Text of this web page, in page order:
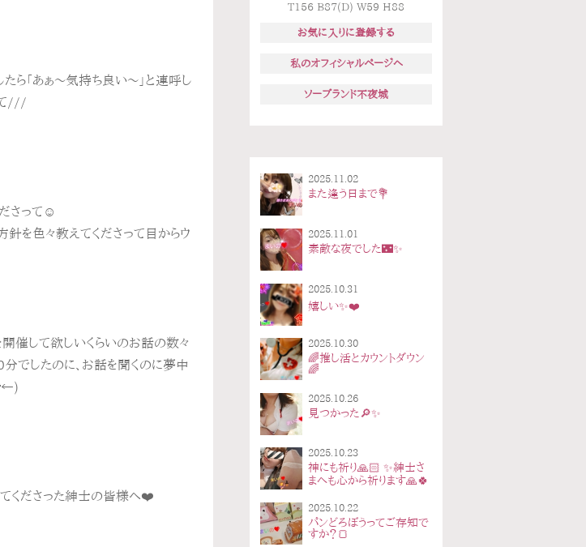
ら「あぁ～気持ち良い～」と連呼し
て///
さって☺️
を色々教えてくださって目からウ
催して欲しいくらいのお話の数々
でしたのに、お話を聞くのに夢中
くださった紳士の皆様へ❤️
T156 B87(D) W59 H88
お気に入りに登録する
私のオフィシャルページへ
ソープランド不夜城
2025.11.02
また逢う日まで💐
2025.11.01
素敵な夜でした🌃✨
2025.10.31
嬉しい✨❤️
2025.10.30
🌈推し活とカウントダウン
🌈
2025.10.26
見つかった🔎✨
2025.10.23
神にも祈り🙏🏻 ✨紳士さ
まへも心から祈ります🙏🍀
2025.10.22
パンどろぼうってご存知で
すか？🍞